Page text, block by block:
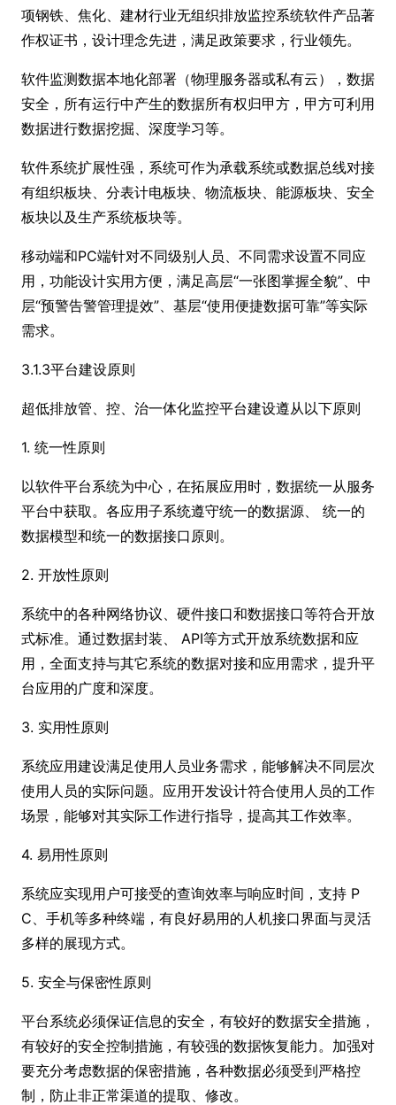
项钢铁、焦化、建材行业无组织排放监控系统软件产品著
作权证书，设计理念先进，满足政策要求，行业领先。
软件监测数据本地化部署（物理服务器或私有云），数据
安全，所有运行中产生的数据所有权归甲方，甲方可利用
数据进行数据挖掘、深度学习等。
软件系统扩展性强，系统可作为承载系统或数据总线对接
有组织板块、分表计电板块、物流板块、能源板块、安全
板块以及生产系统板块等。
移动端和PC端针对不同级别人员、不同需求设置不同应
用，功能设计实用方便，满足高层“一张图掌握全貌”、中
层“预警告警管理提效”、基层“使用便捷数据可靠”等实际
需求。
3.1.3平台建设原则
超低排放管、控、治一体化监控平台建设遵从以下原则
1. 统一性原则
以软件平台系统为中心，在拓展应用时，数据统一从服务
平台中获取。各应用子系统遵守统一的数据源、 统一的
数据模型和统一的数据接口原则。
2. 开放性原则
系统中的各种网络协议、硬件接口和数据接口等符合开放
式标准。通过数据封装、 API等方式开放系统数据和应
用，全面支持与其它系统的数据对接和应用需求，提升平
台应用的广度和深度。
3. 实用性原则
系统应用建设满足使用人员业务需求，能够解决不同层次
使用人员的实际问题。应用开发设计符合使用人员的工作
场景，能够对其实际工作进行指导，提高其工作效率。
4. 易用性原则
系统应实现用户可接受的查询效率与响应时间，支持 P
C、手机等多种终端，有良好易用的人机接口界面与灵活
多样的展现方式。
5. 安全与保密性原则
平台系统必须保证信息的安全，有较好的数据安全措施，
有较好的安全控制措施，有较强的数据恢复能力。加强对
要充分考虑数据的保密措施，各种数据必须受到严格控
制，防止非正常渠道的提取、修改。